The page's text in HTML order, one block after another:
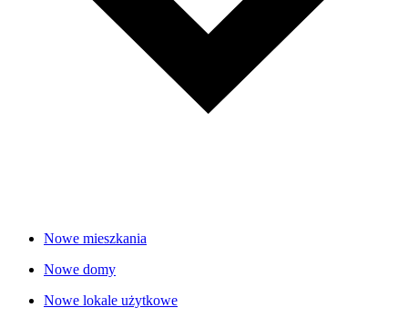
Nowe mieszkania
Nowe domy
Nowe lokale użytkowe